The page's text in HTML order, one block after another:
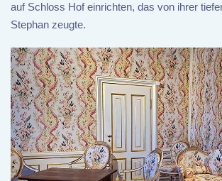
auf Schloss Hof einrichten, das von ihrer
Stephan zeugte.